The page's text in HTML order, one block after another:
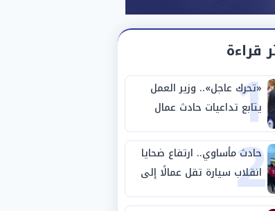
قراءة
1
«تحرك عاجل».. وزير العمل
يتابع تداعيات حادث عمال
طريق بني سويف الصحراوي
2
حادث مأساوي.. ارتفاع ضحايا
انقلاب سيارة تقل عمالًا إلى
14 شخصًا